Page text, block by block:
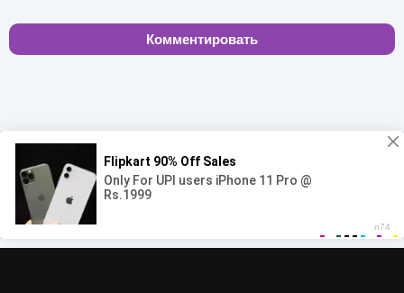
Комментировать
00:00